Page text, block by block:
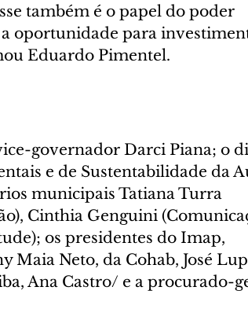
também é o papel do poder
oportunidade para
Eduardo Pimentel.
governador Darci Piana; o
e de Sustentabilidade da
municipais Tatiana Turra
Cinthia Genguini
os presidentes do Imap,
Maia Neto, da Cohab, José
Ana Castro/ e a procurado-